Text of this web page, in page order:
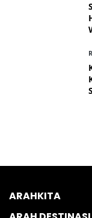
ARAHKITA